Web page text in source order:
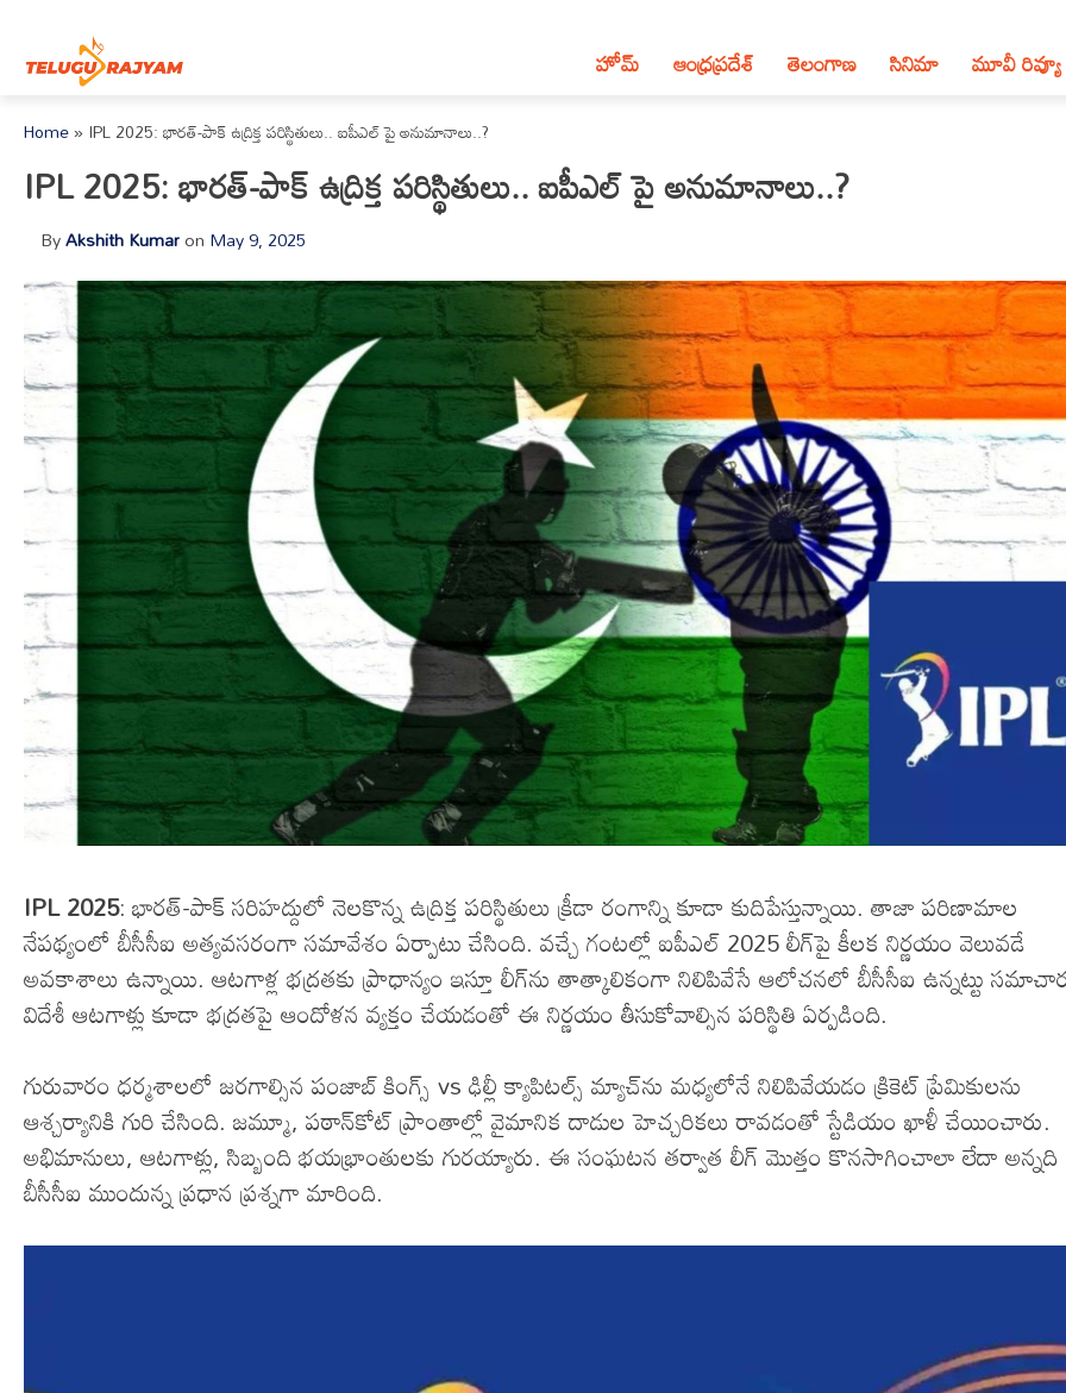
హోమ్ ఆంధ్ర‌ప్ర‌దేశ్‌ తెలంగాణ‌ సినిమా మూవీ రివ్యూ
Home»IPL 2025: భారత్-పాక్ ఉద్రిక్త పరిస్థితులు.. ఐపీఎల్ పై అనుమానాలు..?
IPL 2025: భారత్-పాక్ ఉద్రిక్త పరిస్థితులు.. ఐపీఎల్ పై అనుమానాలు..?
ByAkshith Kumaron May 9, 2025
IPL 2025: భారత్-పాక్ సరిహద్దులో నెలకొన్న ఉద్రిక్త పరిస్థితులు క్రీడా రంగాన్ని కూడా కుదిపేస్తున్నాయి. తాజా పరిణామాల
నేపథ్యంలో బీసీసీఐ అత్యవసరంగా సమావేశం ఏర్పాటు చేసింది. వచ్చే గంటల్లో ఐపీఎల్ 2025 లీగ్‌పై కీలక నిర్ణయం వెలువడే
అవకాశాలు ఉన్నాయి. ఆటగాళ్ల భద్రతకు ప్రాధాన్యం ఇస్తూ లీగ్‌ను తాత్కాలికంగా నిలిపివేసే ఆలోచనలో బీసీసీఐ ఉన్నట్టు
విదేశీ ఆటగాళ్లు కూడా భద్రతపై ఆందోళన వ్యక్తం చేయడంతో ఈ నిర్ణయం తీసుకోవాల్సిన పరిస్థితి ఏర్పడింది.
గురువారం ధర్మశాలలో జరగాల్సిన పంజాబ్ కింగ్స్ vs ఢిల్లీ క్యాపిటల్స్ మ్యాచ్‌ను మధ్యలోనే నిలిపివేయడం క్రికెట్ ప్రేమికులను
ఆశ్చర్యానికి గురి చేసింది. జమ్మూ, పఠాన్‌కోట్ ప్రాంతాల్లో వైమానిక దాడుల హెచ్చరికలు రావడంతో స్టేడియం ఖాళీ చేయించారు.
అభిమానులు, ఆటగాళ్లు, సిబ్బంది భయభ్రాంతులకు గురయ్యారు. ఈ సంఘటన తర్వాత లీగ్ మొత్తం కొనసాగించాలా లేదా అన్నది
బీసీసీఐ ముందున్న ప్రధాన ప్రశ్నగా మారింది.